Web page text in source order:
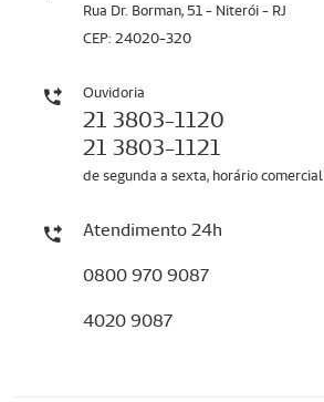
Rua Dr. Borman, 51 - Niterói - RJ
CEP: 24020-320
Ouvidoria
21 3803-1120
21 3803-1121
de segunda a sexta, horário comercial
Atendimento 24h
0800 970 9087
4020 9087